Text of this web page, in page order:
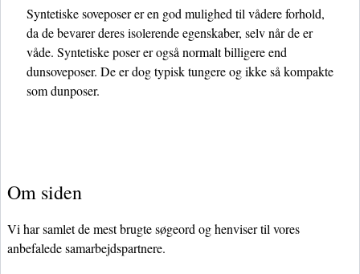
Syntetiske soveposer er en god mulighed til vådere forhold,
da de bevarer deres isolerende egenskaber, selv når de er
våde. Syntetiske poser er også normalt billigere end
dunsoveposer. De er dog typisk tungere og ikke så kompakte
som dunposer.
Om siden
Vi har samlet de mest brugte søgeord og henviser til vores
anbefalede samarbejdspartnere.